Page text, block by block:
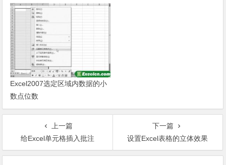
Excel2007选定区域内数据的小
数点位数
上一篇
给Excel单元格插入批注
下一篇
设置Excel表格的立体效果